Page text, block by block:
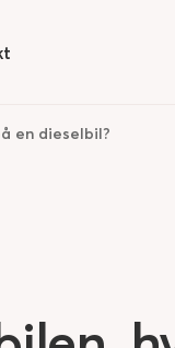
for
en dieselbil?